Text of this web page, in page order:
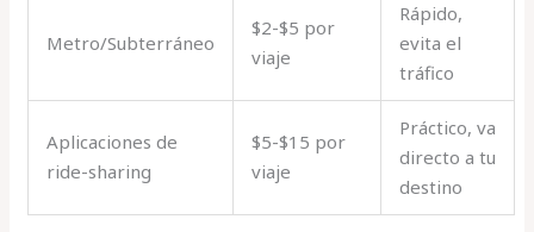
Metro/Subterráneo
$2-$5 por
viaje
Rápido,
evita el
tráfico
Aplicaciones de
ride-sharing
$5-$15 por
viaje
Práctico, va
directo a tu
destino